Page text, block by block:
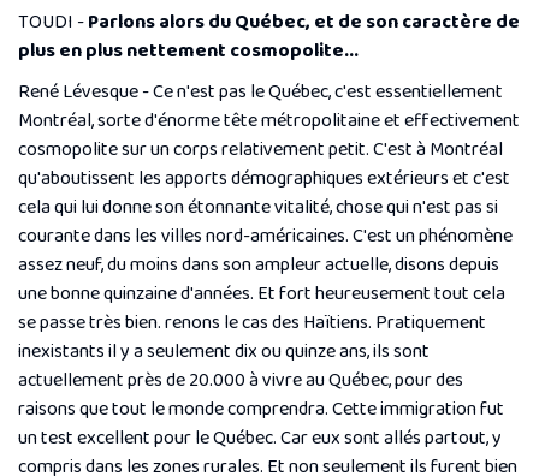
TOUDI -Parlons alors du Québec, et de son caractère de
plus en plus nettement cosmopolite...
René Lévesque - Ce n'est pas le Québec, c'est essentiellement
Montréal, sorte d'énorme tête métropolitaine et effectivement
cosmopolite sur un corps relativement petit. C'est à Montréal
qu'aboutissent les apports démographiques extérieurs et c'est
cela qui lui donne son étonnante vitalité, chose qui n'est pas si
courante dans les villes nord-américaines. C'est un phénomène
assez neuf, du moins dans son ampleur actuelle, disons depuis
une bonne quinzaine d'années. Et fort heureusement tout cela
se passe très bien. renons le cas des Haïtiens. Pratiquement
inexistants il y a seulement dix ou quinze ans, ils sont
actuellement près de 20.000 à vivre au Québec, pour des
raisons que tout le monde comprendra. Cette immigration fut
un test excellent pour le Québec. Car eux sont allés partout, y
compris dans les zones rurales. Et non seulement ils furent bien